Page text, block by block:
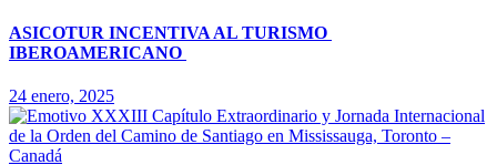
ASICOTUR INCENTIVA AL TURISMO
IBEROAMERICANO
24 enero, 2025